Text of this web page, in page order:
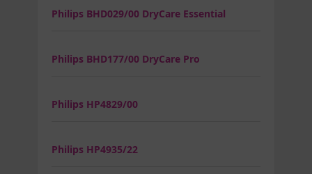
Philips BHD029/00 DryCare Essential
Philips BHD177/00 DryCare Pro
Philips HP4829/00
Philips HP4935/22